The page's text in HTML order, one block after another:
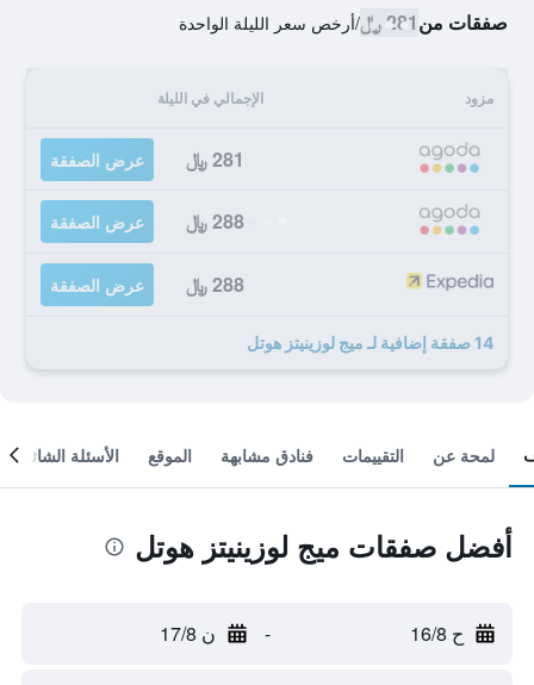
صفقات من281 ﷼ /أرخص سعر الليلة الواحدة
مزود الإجمالي في الليلة
281 ﷼ عرض الصفقة
288 ﷼ عرض الصفقة
288 ﷼ عرض الصفقة
14 صفقة إضافية لـ ميج لوزينيتز هوتل
لمحة عن التقييمات فنادق مشابهة الموقع الأسئلة الشائعة
أفضل صفقات ميج لوزينيتز هوتل
ح 16/8 - ن 17/8